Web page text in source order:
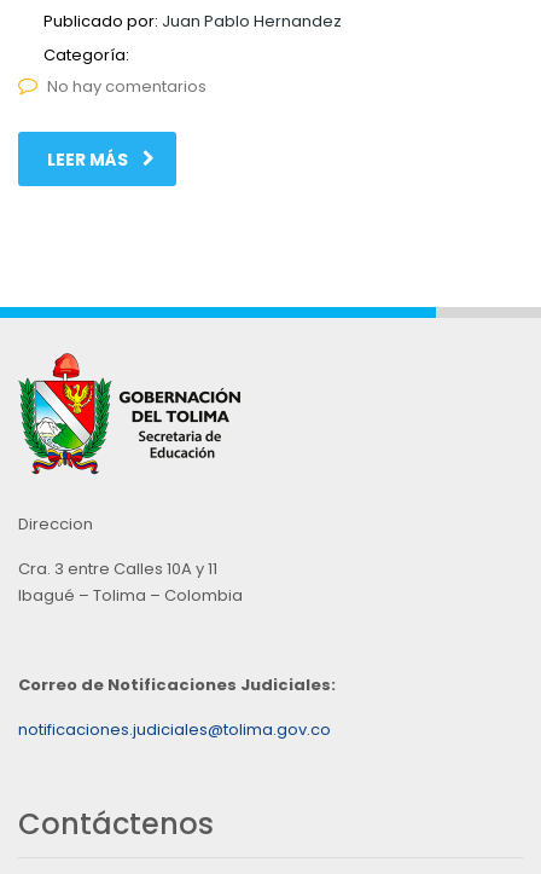
Publicado por: Juan Pablo Hernandez
Categoría:
No hay comentarios
LEER MÁS
Direccion
Cra. 3 entre Calles 10A y 11
Ibagué – Tolima – Colombia
Correo de Notificaciones Judiciales:
notificaciones.judiciales@tolima.gov.co
Contáctenos